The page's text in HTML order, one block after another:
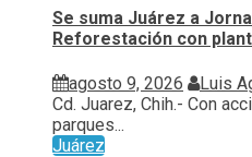
Se suma Juárez a
Reforestación con
agosto 9, 2026 Luis
Cd. Juarez, Chih.- Con
parques...
Juárez